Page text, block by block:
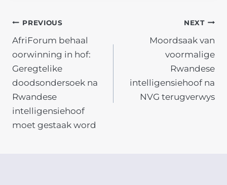
POST
NAVIGATION
PREVIOUS
AfriForum behaal
oorwinning in hof:
Geregtelike
doodsondersoek na
Rwandese
intelligensiehoof
moet gestaak word
NEXT
Moordsaak van
voormalige
Rwandese
intelligensiehoof na
NVG terugverwys